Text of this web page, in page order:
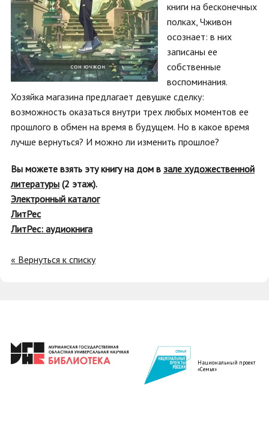
книги на бесконечных
полках, Чживон
осознает: в них
записаны ее
собственные
воспоминания.
Хозяйка магазина предлагает девушке сделку:
возможность оказаться внутри трех любых моментов ее
прошлого в обмен на время в будущем. Но в какое время
лучше вернуться? И можно ли изменить прошлое?
Вы можете взять эту книгу на дом в зале художественной
литературы (2 этаж).
Электронный каталог
ЛитРес
ЛитРес: аудиокнига
« Вернуться к списку
Национальный проект
«Семья»